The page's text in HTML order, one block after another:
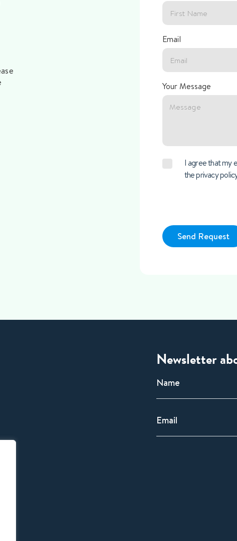
Email
Your Message
I agree that my
the privacy
Send Request
Newsletter